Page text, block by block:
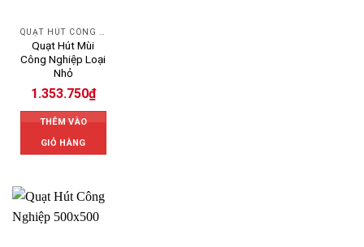
Quạt Hút Mùi
Công Nghiệp Loại
Nhỏ
1.353.750₫
THÊM VÀO
GIỎ HÀNG